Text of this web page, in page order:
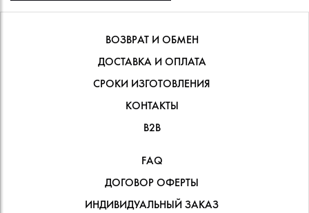
ВОЗВРАТ И ОБМЕН
ДОСТАВКА И ОПЛАТА
СРОКИ ИЗГОТОВЛЕНИЯ
КОНТАКТЫ
В2В
FAQ
ДОГОВОР ОФЕРТЫ
ИНДИВИДУАЛЬНЫЙ ЗАКАЗ